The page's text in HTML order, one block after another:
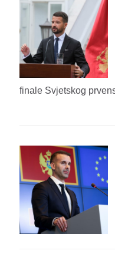
finale Svjetskog